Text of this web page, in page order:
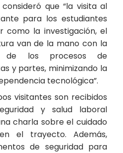
que “la visita al
para los estudiantes
como la investigación, el
van de la mano con la
de los procesos de
y partes, minimizando la
tecnológica”.
visitantes son recibidos
y salud laboral
charla sobre el cuidado
el trayecto. Además,
de seguridad para